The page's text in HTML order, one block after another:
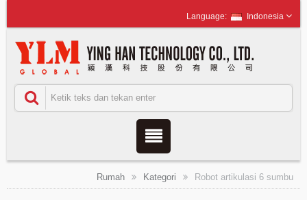
Indonesia
Rumah Kategori Robot artikulasi 6 sumbu